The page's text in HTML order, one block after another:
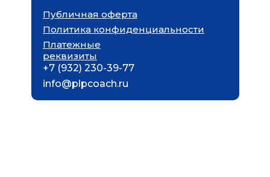
info@plpcoach.ru
+7 (932) 230-39-77
Публичная оферта
Политика конфиденциальности
Платежные
реквизиты